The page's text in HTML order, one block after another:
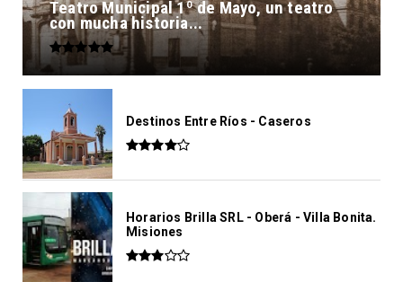
Teatro Municipal 1º de Mayo, un teatro
con mucha historia...
Destinos Entre Ríos - Caseros
Horarios Brilla SRL - Oberá - Villa Bonita.
Misiones